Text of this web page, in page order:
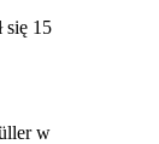
się 15
w